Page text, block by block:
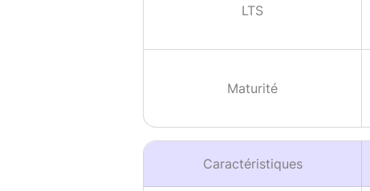
LTS
Maturité
Caractéristiques